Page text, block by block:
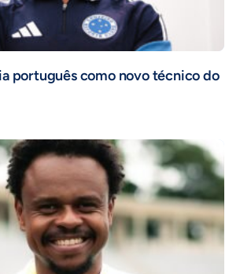
português como novo técnico do